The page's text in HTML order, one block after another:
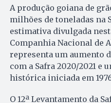
A produção goiana de
milhões de toneladas na
estimativa divulgada
Companhia Nacional de
representa um aumento
com a Safra 2020/2021 e
histórica iniciada em
O 12ª Levantamento da